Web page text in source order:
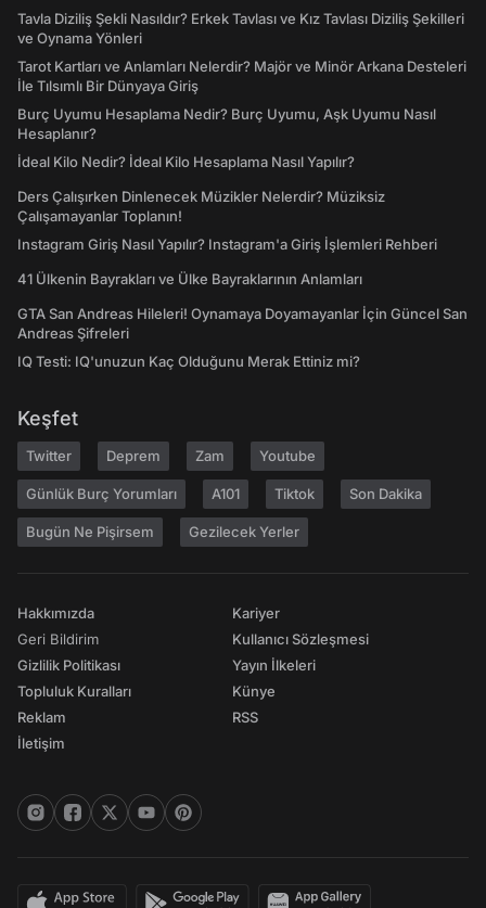
Tavla Diziliş Şekli Nasıldır? Erkek Tavlası ve Kız Tavlası Diziliş Şekilleri
ve Oynama Yönleri
Tarot Kartları ve Anlamları Nelerdir? Majör ve Minör Arkana Desteleri
İle Tılsımlı Bir Dünyaya Giriş
Burç Uyumu Hesaplama Nedir? Burç Uyumu, Aşk Uyumu Nasıl
Hesaplanır?
İdeal Kilo Nedir? İdeal Kilo Hesaplama Nasıl Yapılır?
Ders Çalışırken Dinlenecek Müzikler Nelerdir? Müziksiz
Çalışamayanlar Toplanın!
Instagram Giriş Nasıl Yapılır? Instagram'a Giriş İşlemleri Rehberi
41 Ülkenin Bayrakları ve Ülke Bayraklarının Anlamları
GTA San Andreas Hileleri! Oynamaya Doyamayanlar İçin Güncel San
Andreas Şifreleri
IQ Testi: IQ'unuzun Kaç Olduğunu Merak Ettiniz mi?
Keşfet
Twitter Deprem Zam Youtube
Günlük Burç Yorumları A101 Tiktok Son Dakika
Bugün Ne Pişirsem Gezilecek Yerler
Hakkımızda
Geri Bildirim
Gizlilik Politikası
Topluluk Kuralları
Reklam
İletişim
Kariyer
Kullanıcı Sözleşmesi
Yayın İlkeleri
Künye
RSS